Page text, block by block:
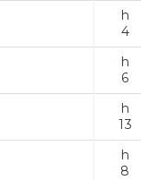
h
4
h
6
h
13
h
8